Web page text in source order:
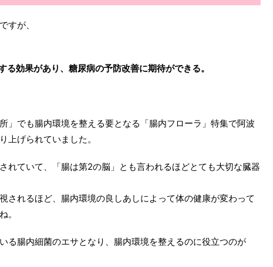
すが、
効果があり、糖尿病の予防改善に期待ができる。
」でも腸内環境を整える要となる「腸内フローラ」特集で阿波
上げられていました。
れていて、「腸は第2の脳」とも言われるほどとても大切な臓器
されるほど、腸内環境の良しあしによって体の健康が変わって
。
る腸内細菌のエサとなり、腸内環境を整えるのに役立つのが